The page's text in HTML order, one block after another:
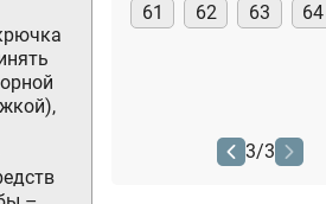
61
62 63 64
3/3